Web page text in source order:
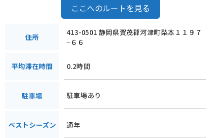
ここへのルートを見る
住所
413-0501 静岡県賀茂郡河津町梨本１１９７
−６６
平均滞在時間 0.2時間
駐車場 駐車場あり
ベストシーズン 通年